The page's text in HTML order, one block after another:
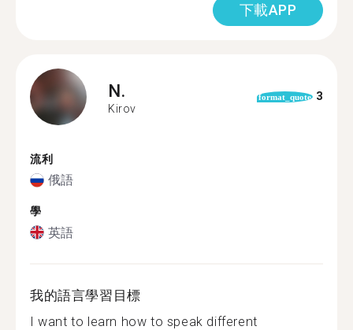
下載APP
N.
Kirov
format_quote 3
流利
俄語
學
英語
我的語言學習目標
I want to learn how to speak different